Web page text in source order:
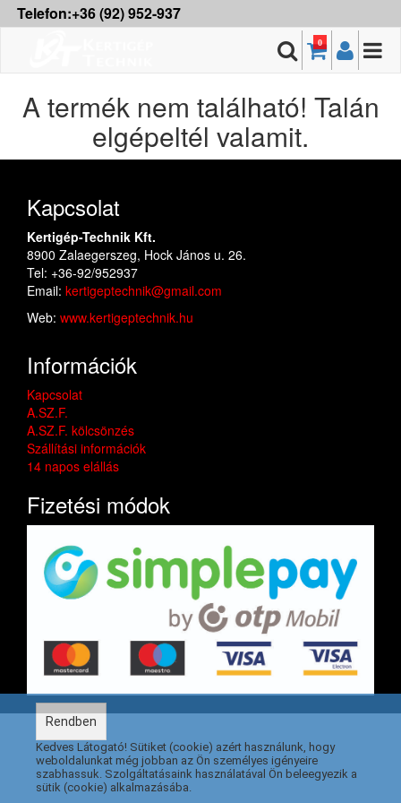
Telefon:+36 (92) 952-937
0
A termék nem található! Talán
elgépeltél valamit.
Kapcsolat
Kertigép-Technik Kft.
8900 Zalaegerszeg, Hock János u. 26.
Tel: +36-92/952937
Email: kertigeptechnik@gmail.com
Web: www.kertigeptechnik.hu
Információk
Kapcsolat
A.SZ.F.
A.SZ.F. kölcsönzés
Szállítási információk
14 napos elállás
Fizetési módok
Rendben
Kedves Látogató! Sütiket (cookie) azért használunk, hogy
weboldalunkat még jobban az Ön személyes igényeire
szabhassuk. Szolgáltatásaink használatával Ön beleegyezik a
sütik (cookie) alkalmazásába.